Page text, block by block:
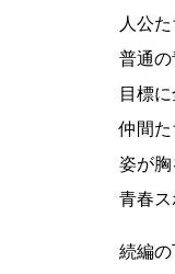
人公
普通
目標
仲間た
姿が
青春ス
続編の